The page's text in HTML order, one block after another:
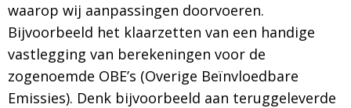
waarop wij aanpassingen doorvoeren.
Bijvoorbeeld het klaarzetten van een handige
vastlegging van berekeningen voor de
zogenoemde OBE’s (Overige Beïnvloedbare
Emissies). Denk bijvoorbeeld aan teruggeleverde